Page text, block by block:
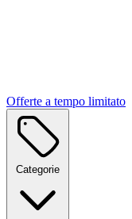
Offerte a tempo limitato
Categorie